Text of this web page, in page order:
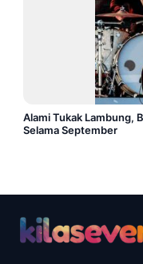
Alami Tukak Lambung,
Selama September